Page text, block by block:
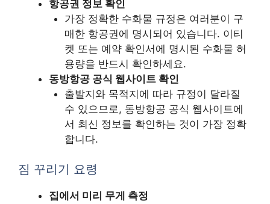
항공권 정보 확인
가장 정확한 수화물 규정은 여러분이 구
매한 항공권에 명시되어 있습니다. 이티
켓 또는 예약 확인서에 명시된 수화물 허
용량을 반드시 확인하세요.
동방항공 공식 웹사이트 확인
출발지와 목적지에 따라 규정이 달라질
수 있으므로, 동방항공 공식 웹사이트에
서 최신 정보를 확인하는 것이 가장 정확
합니다.
짐 꾸리기 요령
집에서 미리 무게 측정